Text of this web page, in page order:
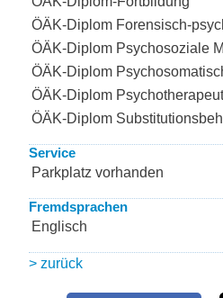
ÖÄK-Diplom Forensisch-
ÖÄK-Diplom Psychosoziale
ÖÄK-Diplom
ÖÄK-Diplom
ÖÄK-Diplom
Service
Parkplatz vorhanden
Fremdsprachen
Englisch
> zurück